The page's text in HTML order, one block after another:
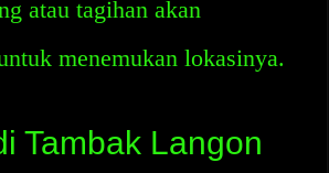
atau tagihan akan
menemukan lokasinya.
Tambak Langon